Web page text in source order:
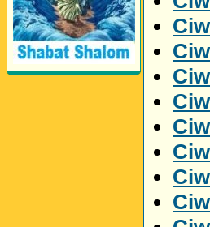
Perwerde ya Zimanê
Kurdî û Îngîlîzî